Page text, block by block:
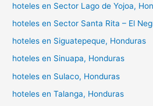
hoteles en Sector Lago de Yojoa,
hoteles en Sector Santa Rita – El
hoteles en Siguatepeque, Honduras
hoteles en Sinuapa, Honduras
hoteles en Sulaco, Honduras
hoteles en Talanga, Honduras